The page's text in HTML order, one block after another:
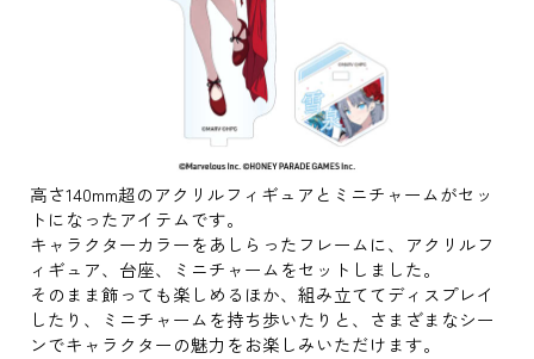
高さ140mm超のアクリルフィギュアとミニチャームがセッ
トになったアイテムです。
キャラクターカラーをあしらったフレームに、アクリルフ
ィギュア、台座、ミニチャームをセットしました。
そのまま飾っても楽しめるほか、組み立ててディスプレイ
したり、ミニチャームを持ち歩いたりと、さまざまなシー
ンでキャラクターの魅力をお楽しみいただけます。